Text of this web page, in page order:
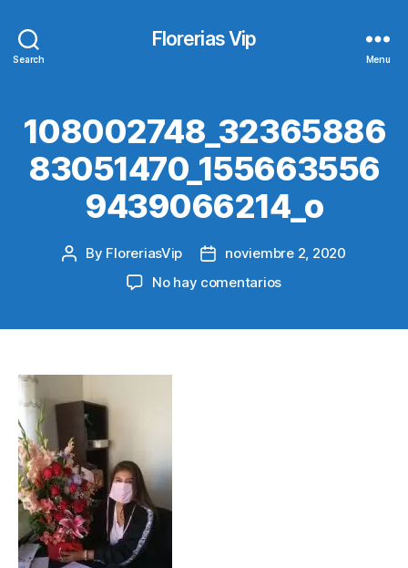
Search
Florerias Vip
Menu
108002748_32365886
83051470_155663556
9439066214_o
Post
By FloreriasVip
Postnoviembre 2, 2020
No hay comentariosen